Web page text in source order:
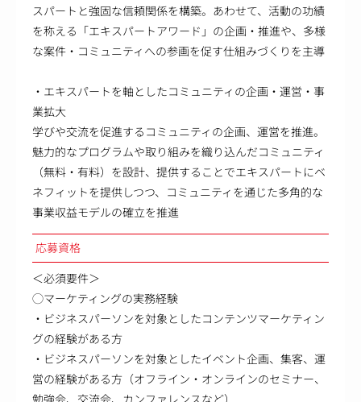
スパートと強固な信頼関係を構築。あわせて、活動の功績
を称える「エキスパートアワード」の企画・推進や、多様
な案件・コミュニティへの参画を促す仕組みづくりを主導
・エキスパートを軸としたコミュニティの企画・運営・事
業拡大
学びや交流を促進するコミュニティの企画、運営を推進。
魅力的なプログラムや取り組みを織り込んだコミュニティ
（無料・有料）を設計、提供することでエキスパートにベ
ネフィットを提供しつつ、コミュニティを通じた多角的な
事業収益モデルの確立を推進
応募資格
＜必須要件＞
◯マーケティングの実務経験
・ビジネスパーソンを対象としたコンテンツマーケティン
グの経験がある方
・ビジネスパーソンを対象としたイベント企画、集客、運
営の経験がある方（オフライン・オンラインのセミナー、
勉強会、交流会、カンファレンスなど）